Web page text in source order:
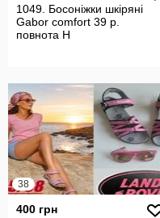
1049. Босоніжки шкіряні
Gabor comfort 39 р.
повнота Н
38
400 грн